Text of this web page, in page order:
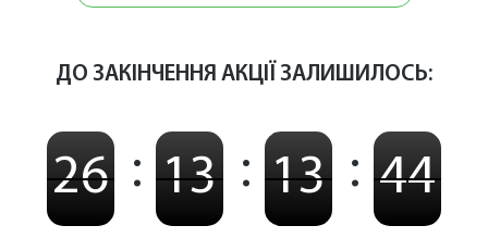
ДО ЗАКІНЧЕННЯ АКЦІЇ ЗАЛИШИЛОСЬ:
26 : 13 : 13 : 44